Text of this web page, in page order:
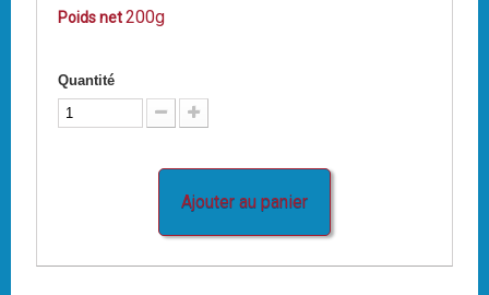
Poids net200g
Quantité
Ajouter au panier